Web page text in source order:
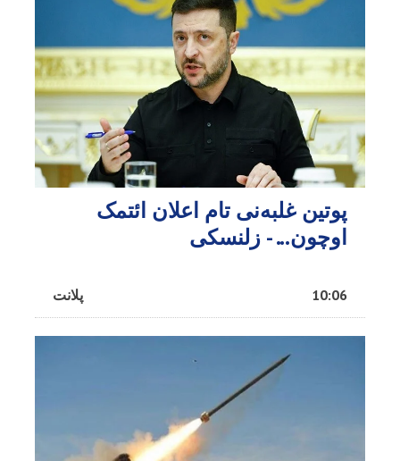
پوتین غلبه‌نی تام اعلان ائتمک
اوچون... - زلنسکی
پلانت 10:06